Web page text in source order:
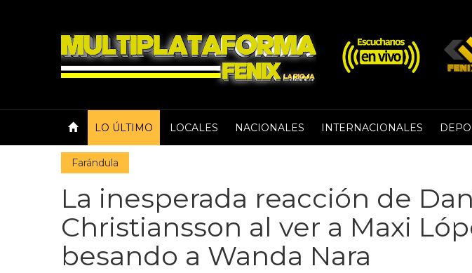
LO ÚLTIMO LOCALES NACIONALES INTERNACIONALES
Farándula
La inesperada reacción de
Christiansson al ver a Maxi
besando a Wanda Nara